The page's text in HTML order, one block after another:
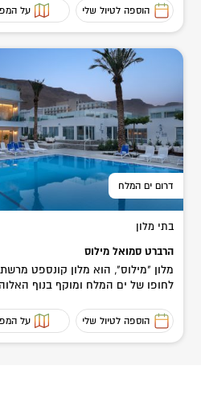
הוספה לטיול שלי על
דרום ים המלח
בתי מלון
הרברט סמואל מילוס
מלון "מילוס", הוא מלון קונספט
לחופו של ים המלח ומוקף בנוף
הוספה לטיול שלי על